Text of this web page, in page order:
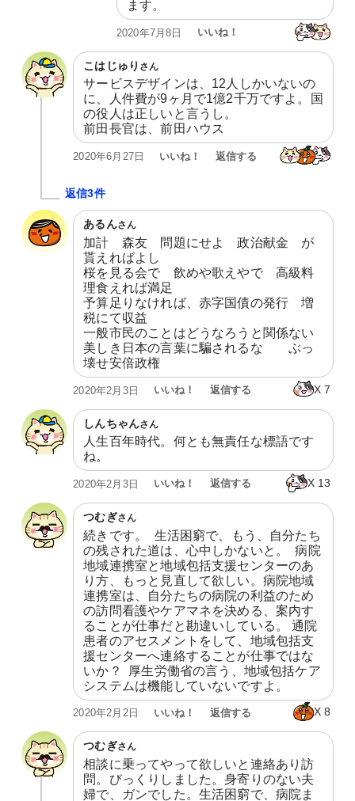
ます。
2020年7月8日 いいね！
こはじゅり さん
サービスデザインは、12人しかいないの
に、人件費が9ヶ月で1億2千万ですよ。国
の役人は正しいと言うし。
前田長官は、前田ハウス
2020年6月27日 いいね！ 返信する
返信3件
あるんさん
加計　森友　問題にせよ　政治献金　が
貰えればよし
桜を見る会で　飲めや歌えやで　高級料
理食えれば満足
予算足りなければ、赤字国債の発行　増
税にて収益
一般市民のことはどうなろうと関係ない
美しき日本の言葉に騙されるな　　ぶっ
壊せ安倍政権
X7
2020年2月3日 いいね！ 返信する
しんちゃんさん
人生百年時代。何とも無責任な標語です
ね。
X 13
2020年2月3日 いいね！ 返信する
つむぎさん
続きです。  生活困窮で、もう、自分たち
の残された道は、心中しかないと。  病院
地域連携室と地域包括支援センターのあ
り方、もっと見直して欲しい。病院地域
連携室は、自分たちの病院の利益のため
の訪問看護やケアマネを決める、案内す
ることが仕事だと勘違いしている。 通院
患者のアセスメントをして、地域包括支
援センターへ連絡することが仕事ではな
いか？  厚生労働省の言う、地域包括ケア
システムは機能していないですよ。
X8
2020年2月2日 いいね！ 返信する
つむぎさん
相談に乗ってやって欲しいと連絡あり訪
問。びっくりしました。身寄りのない夫
婦で、ガンでした。生活困窮で、病院ま